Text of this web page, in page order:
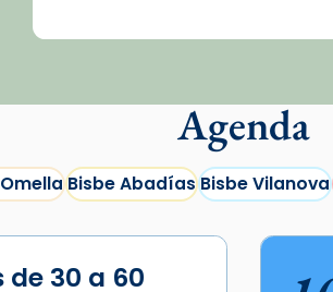
Agenda
Bisbe AbadíasBisbe Vilanova
30 a 60